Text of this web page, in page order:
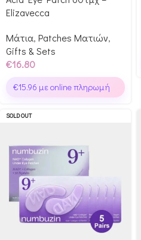
Elizavecca
Μάτια, Patches Ματιών,
Gifts & Sets
€16.80
€15.96 με online πληρωμή
SOLD OUT